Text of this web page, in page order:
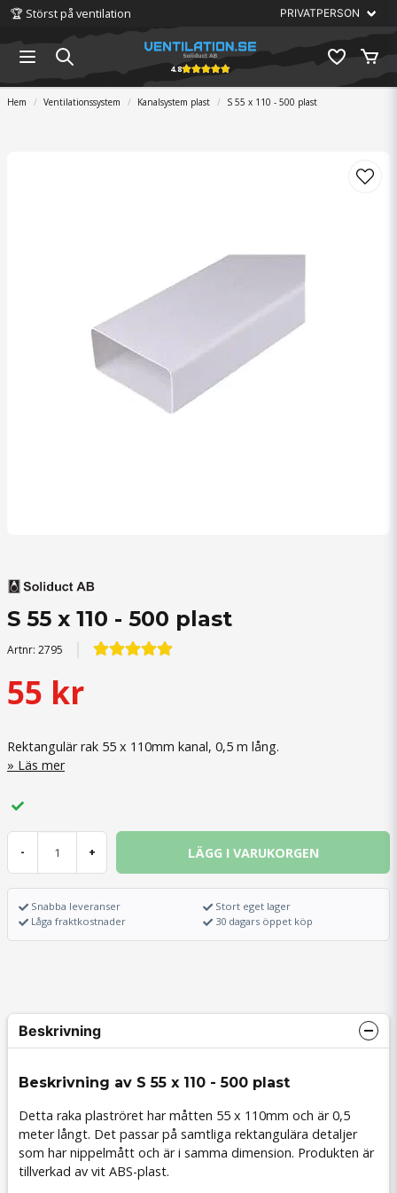
🏆 Störst på ventilation
4.8
Hem Ventilationssystem Kanalsystem plast S 55 x 110 - 500 plast
S 55 x 110 - 500 plast
Artnr: 2795
55 kr
Rektangulär rak 55 x 110mm kanal, 0,5 m lång.
Läs mer
- + LÄGG I VARUKORGEN
Snabba leveranser
Låga fraktkostnader
Stort eget lager
30 dagars öppet köp
Beskrivning
Beskrivning av S 55 x 110 - 500 plast
Detta raka plaströret har måtten 55 x 110mm och är 0,5
meter långt. Det passar på samtliga rektangulära detaljer
som har nippelmått och är i samma dimension. Produkten är
tillverkad av vit ABS-plast.